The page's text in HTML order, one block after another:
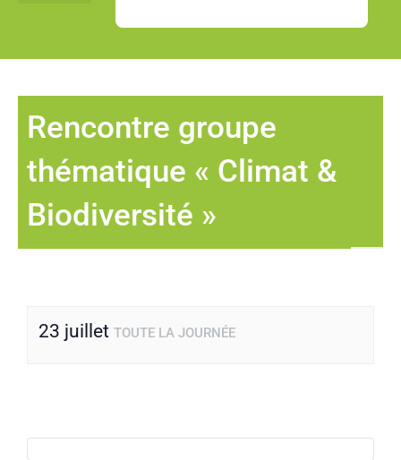
Rencontre groupe
thématique « Climat &
Biodiversité »
23 juillet TOUTE LA JOURNÉE